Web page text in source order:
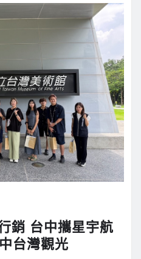
銷 台中攜星宇航
台灣觀光